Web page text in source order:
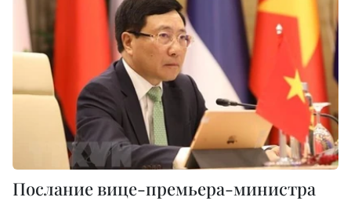
Послание вице-премьера-министра